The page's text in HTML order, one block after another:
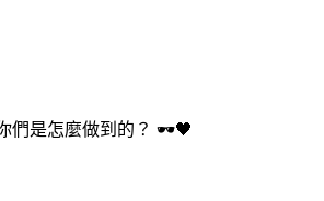
們是怎麼做到的？ 🕶️🖤